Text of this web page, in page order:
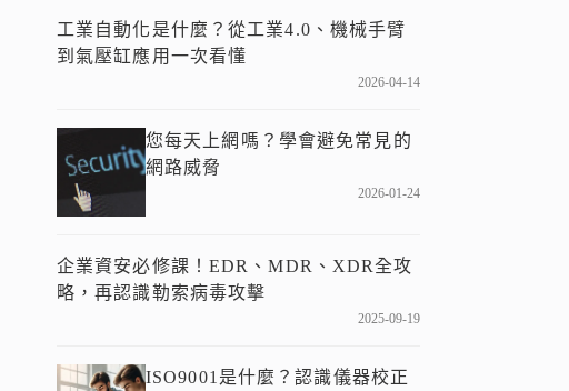
工業自動化是什麼？從工業4.0、機械手臂
到氣壓缸應用一次看懂
2026-04-14
您每天上網嗎？學會避免常見的
網路威脅
2026-01-24
企業資安必修課！EDR、MDR、XDR全攻
略，再認識勒索病毒攻擊
2025-09-19
ISO9001是什麼？認識儀器校正